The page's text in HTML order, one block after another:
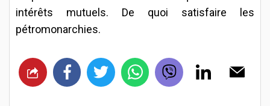
intérêts mutuels. De quoi satisfaire les
pétromonarchies.